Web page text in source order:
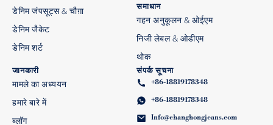
डेनिम जंपसूट्स & चौग़ा
डेनिम जैकेट
डेनिम शर्ट
समाधान
गहन अनुकूलन & ओईएम
निजी लेबल & ओडीएम
थोक
जानकारी
मामले का अध्ययन
हमारे बारे में
ब्लॉग
संपर्क सूचना
+86-18819178348
+86-18819178348
Info@changhongjeans.com